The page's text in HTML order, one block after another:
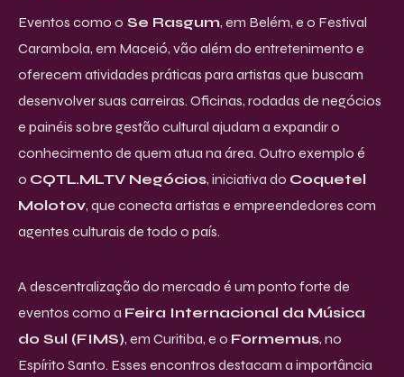
Eventos como o Se Rasgum, em Belém, e o Festival
Carambola, em Maceió, vão além do entretenimento e
oferecem atividades práticas para artistas que buscam
desenvolver suas carreiras. Oficinas, rodadas de negócios
e painéis sobre gestão cultural ajudam a expandir o
conhecimento de quem atua na área. Outro exemplo é
o CQTL.MLTV Negócios, iniciativa do Coquetel
Molotov, que conecta artistas e empreendedores com
agentes culturais de todo o país.
A descentralização do mercado é um ponto forte de
eventos como a Feira Internacional da Música
do Sul (FIMS), em Curitiba, e o Formemus, no
Espírito Santo. Esses encontros destacam a importância